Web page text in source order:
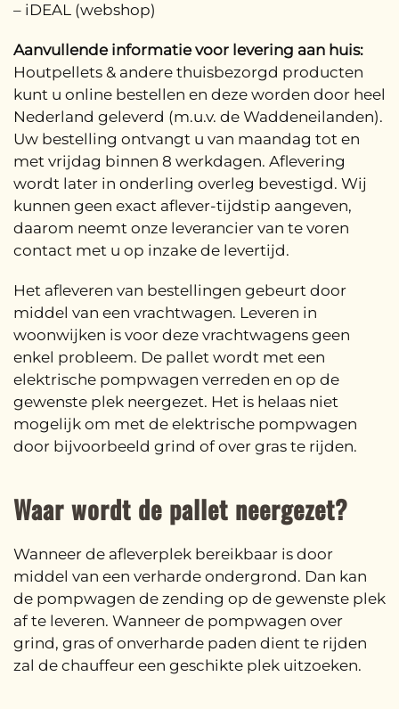
– iDEAL (webshop)
Aanvullende informatie voor levering aan huis:
Houtpellets & andere thuisbezorgd producten
kunt u online bestellen en deze worden door heel
Nederland geleverd (m.u.v. de Waddeneilanden).
Uw bestelling ontvangt u van maandag tot en
met vrijdag binnen 8 werkdagen. Aflevering
wordt later in onderling overleg bevestigd. Wij
kunnen geen exact aflever-tijdstip aangeven,
daarom neemt onze leverancier van te voren
contact met u op inzake de levertijd.
Het afleveren van bestellingen gebeurt door
middel van een vrachtwagen. Leveren in
woonwijken is voor deze vrachtwagens geen
enkel probleem. De pallet wordt met een
elektrische pompwagen verreden en op de
gewenste plek neergezet. Het is helaas niet
mogelijk om met de elektrische pompwagen
door bijvoorbeeld grind of over gras te rijden.
Waar wordt de pallet neergezet?
Wanneer de afleverplek bereikbaar is door
middel van een verharde ondergrond. Dan kan
de pompwagen de zending op de gewenste plek
af te leveren. Wanneer de pompwagen over
grind, gras of onverharde paden dient te rijden
zal de chauffeur een geschikte plek uitzoeken.